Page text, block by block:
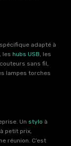
adapté à
, les hubs USB , les
sans fil,
lampes torches
Un stylo à
petit prix,
réunion. C’est